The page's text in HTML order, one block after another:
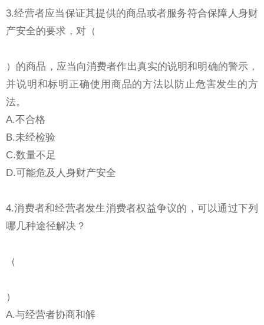
3.经营者应当保证其提供的商品或者服务符合保障人身财
产安全的要求，对（
）的商品，应当向消费者作出真实的说明和明确的警示，
并说明和标明正确使用商品的方法以防止危害发生的方
法。
A.不合格
B.未经检验
C.数量不足
D.可能危及人身财产安全
4.消费者和经营者发生消费者权益争议的，可以通过下列
哪几种途径解决？
（
）
A.与经营者协商和解